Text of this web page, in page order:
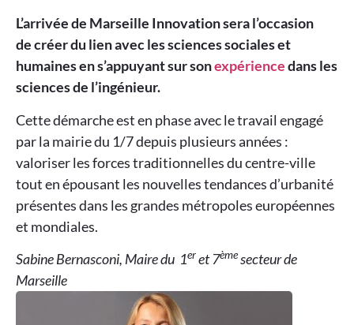
L’arrivée de Marseille Innovation sera l’occasion
de créer du lien avec les sciences sociales et
humaines en s’appuyant sur sonexpériencedans les
sciences de l’ingénieur.
Cette démarche est en phase avec le travail engagé
par la mairie du 1/7 depuis plusieurs années :
valoriser les forces traditionnelles du centre-ville
tout en épousant les nouvelles tendances d’urbanité
présentes dans les grandes métropoles européennes
et mondiales.
Sabine Bernasconi, Maire du 1eret 7èmesecteur de
Marseille